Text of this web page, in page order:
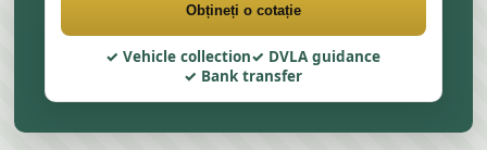
Obțineți o cotație
Vehicle collection
DVLA guidance
Bank transfer